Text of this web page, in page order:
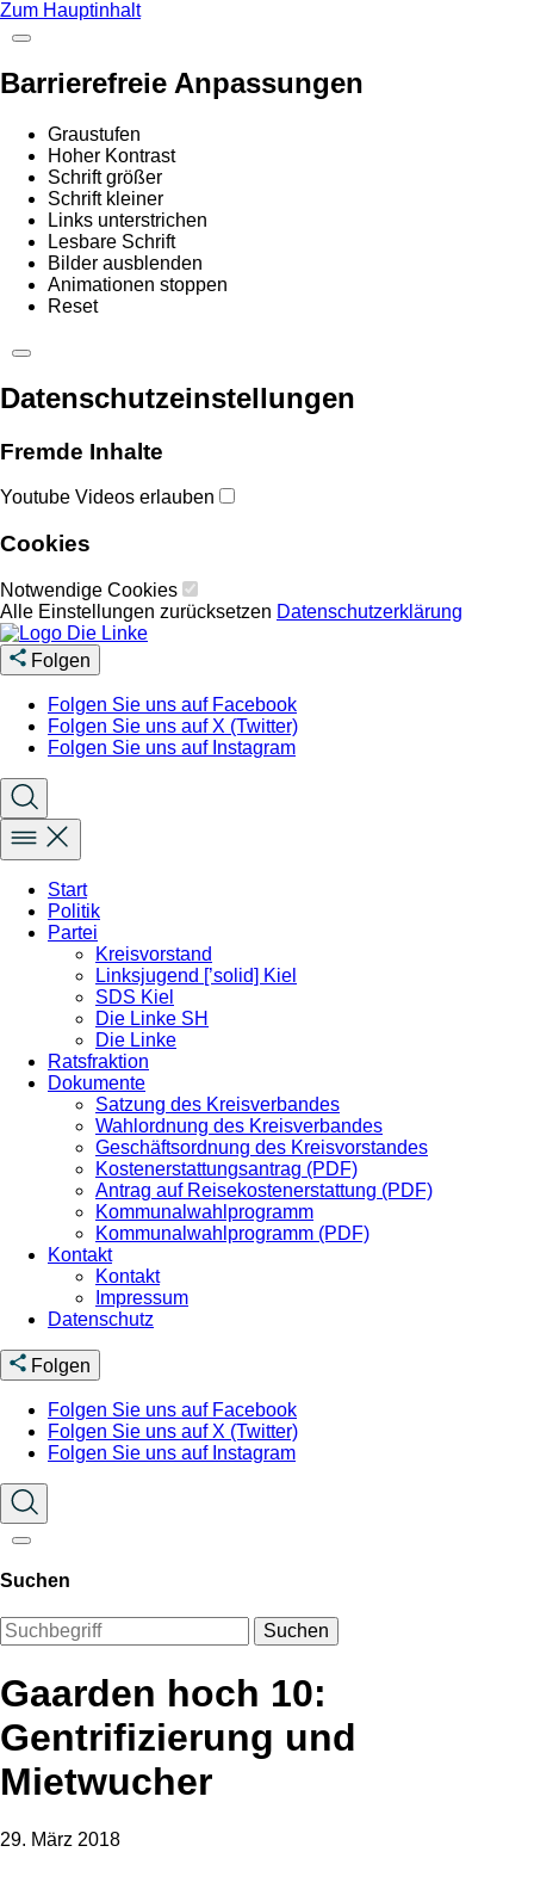
Zum Hauptinhalt
Barrierefreie Anpassungen
Graustufen
Hoher Kontrast
Schrift größer
Schrift kleiner
Links unterstrichen
Lesbare Schrift
Bilder ausblenden
Animationen stoppen
Reset
Datenschutzeinstellungen
Fremde Inhalte
Youtube Videos erlauben
Cookies
Notwendige Cookies
Alle Einstellungen zurücksetzen Datenschutzerklärung
Folgen
Folgen Sie uns auf Facebook
Folgen Sie uns auf X (Twitter)
Folgen Sie uns auf Instagram
Start
Politik
Partei
Kreisvorstand
Linksjugend [’solid] Kiel
SDS Kiel
Die Linke SH
Die Linke
Ratsfraktion
Dokumente
Satzung des Kreisverbandes
Wahlordnung des Kreisverbandes
Geschäftsordnung des Kreisvorstandes
Kostenerstattungsantrag (PDF)
Antrag auf Reisekostenerstattung (PDF)
Kommunalwahlprogramm
Kommunalwahlprogramm (PDF)
Kontakt
Kontakt
Impressum
Datenschutz
Folgen
Folgen Sie uns auf Facebook
Folgen Sie uns auf X (Twitter)
Folgen Sie uns auf Instagram
Suchen
Suchen
Gaarden hoch 10:
Gentrifizierung und
Mietwucher
29. März 2018